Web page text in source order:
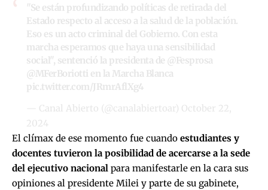
"Se están profundizando políticas de retirada del
Estado respecto al acceso a la salud de la población.
Eso es un acto criminal del Gobierno. Con esta
marcha esperamos que haya una sensibilidad
social", sentenció la presidenta de @Fesprosa
@MFerBoriotti en la Marcha Blanca
pic.twitter.com/JRmrAflXg4
— Canal Abierto (@canalabiertoar) October 22,
2024
El clímax de ese momento fue cuando estudiantes y
docentes tuvieron la posibilidad de acercarse a la sede
del ejecutivo nacional para manifestarle en la cara sus
opiniones al presidente Milei y parte de su gabinete,